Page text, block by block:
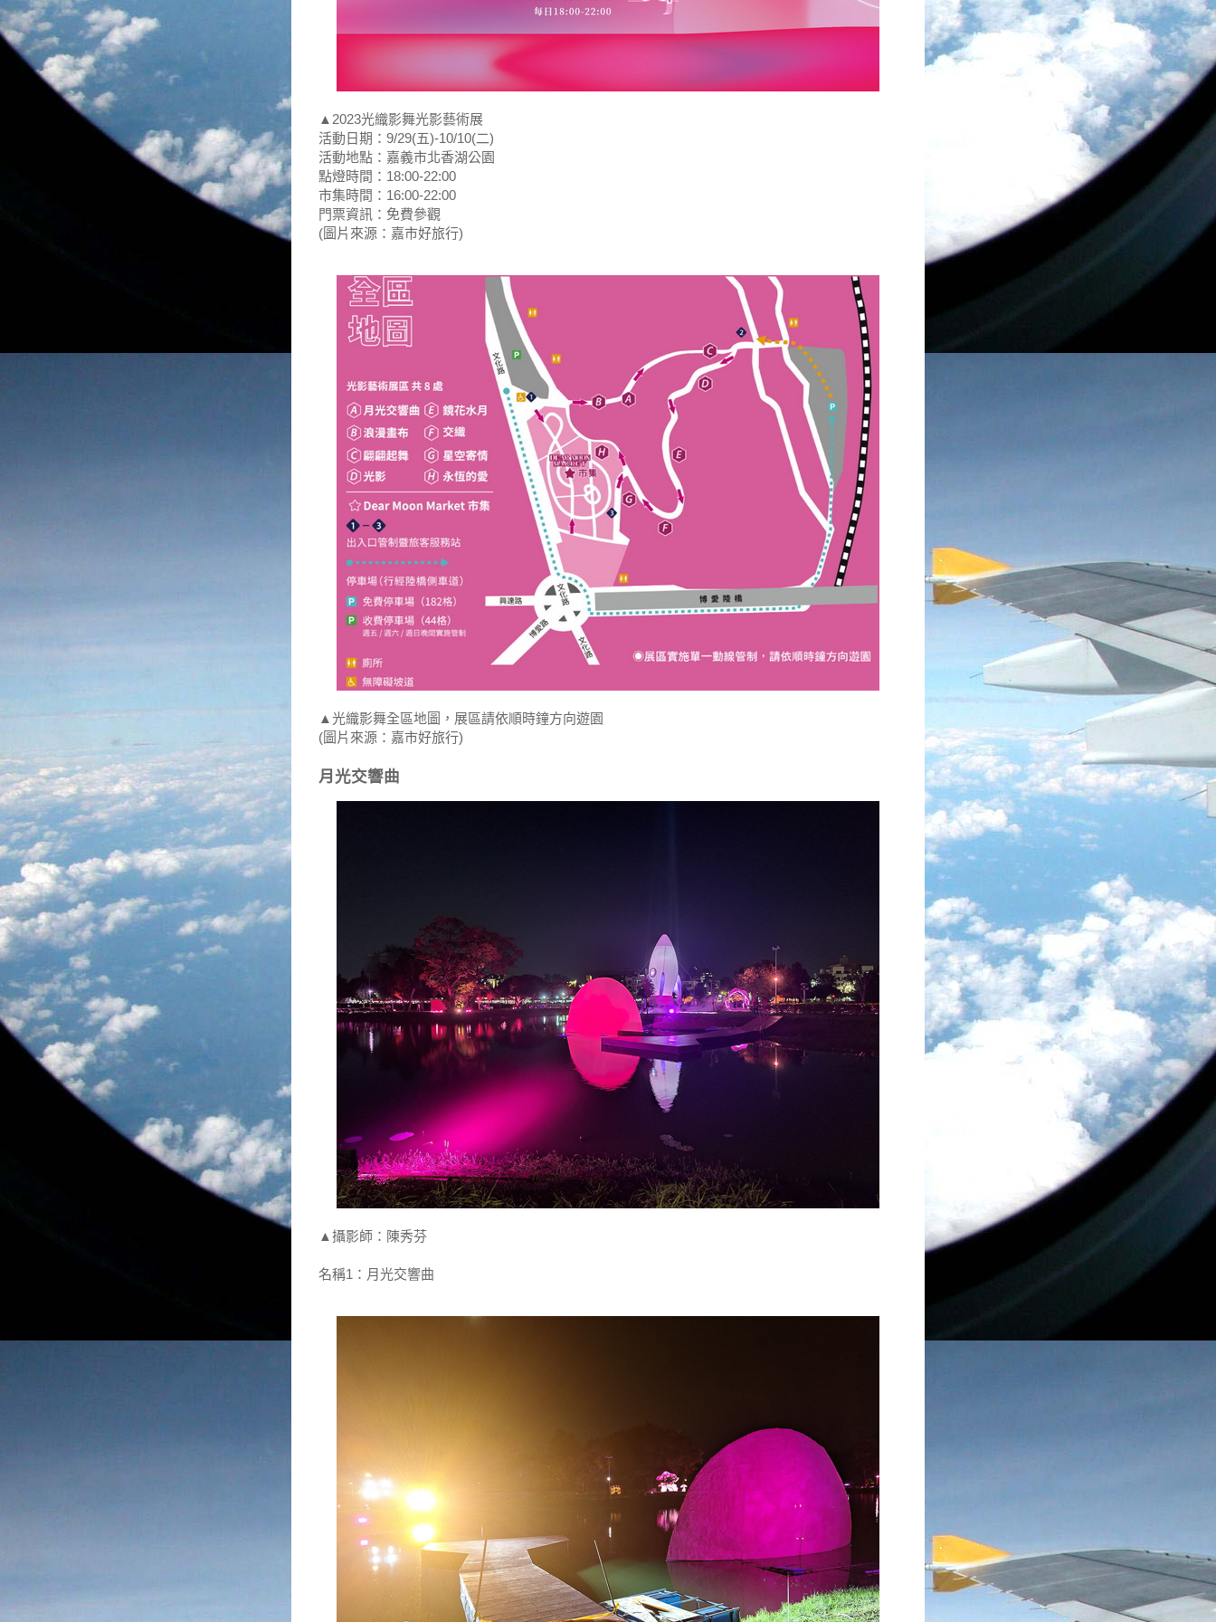
▲2023光織影舞光影藝術展
活動日期：9/29(五)-10/10(二)
活動地點：嘉義市北香湖公園
點燈時間：18:00-22:00
市集時間：16:00-22:00
門票資訊：免費參觀
(圖片來源：嘉市好旅行)
▲光織影舞全區地圖，展區請依順時鐘方向遊園
(圖片來源：嘉市好旅行)
月光交響曲
▲攝影師：陳秀芬
名稱1：月光交響曲